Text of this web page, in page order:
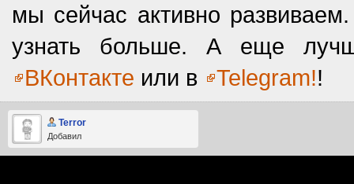
мы сейчас активно
узнать больше. А еще
ВКонтакте или в Telegram!!
Terror
Добавил